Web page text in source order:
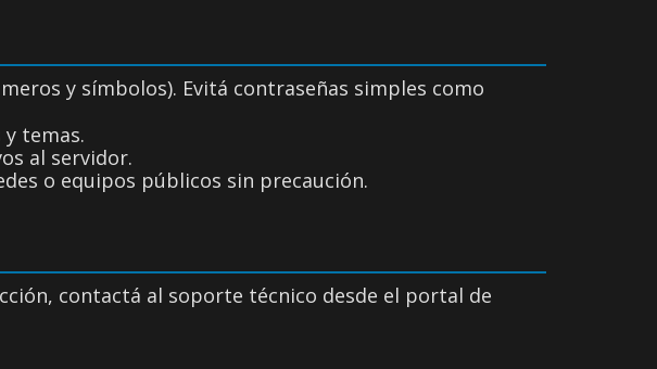
y símbolos). Evitá contraseñas simples como
temas.
al servidor.
o equipos públicos sin precaución.
contactá al soporte técnico desde el portal de